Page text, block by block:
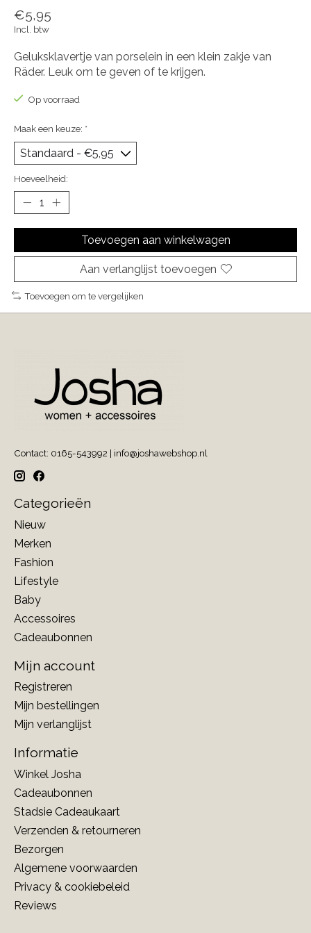
€5,95
Incl. btw
Geluksklavertje van porselein in een klein zakje van
Räder. Leuk om te geven of te krijgen.
Op voorraad
Maak een keuze: *
Hoeveelheid:
Toevoegen aan winkelwagen
Aan verlanglijst toevoegen
Toevoegen om te vergelijken
Contact: 0165-543992 | info@joshawebshop.nl
Categorieën
Nieuw
Merken
Fashion
Lifestyle
Baby
Accessoires
Cadeaubonnen
Mijn account
Registreren
Mijn bestellingen
Mijn verlanglijst
Informatie
Winkel Josha
Cadeaubonnen
Stadsie Cadeaukaart
Verzenden & retourneren
Bezorgen
Algemene voorwaarden
Privacy & cookiebeleid
Reviews